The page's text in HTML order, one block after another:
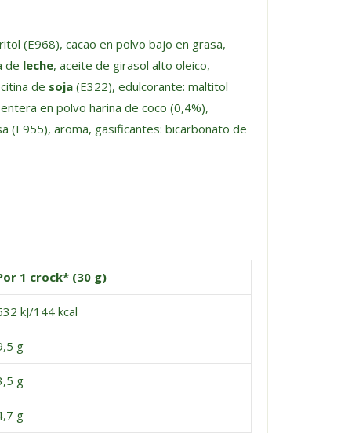
(E968), cacao en polvo bajo en grasa,
de leche, aceite de girasol alto oleico,
de soja (E322), edulcorante: maltitol
entera en polvo harina de coco (0,4%),
(E955), aroma, gasificantes: bicarbonato de
1 crock* (30 g)
kJ/144 kcal
g
g
g